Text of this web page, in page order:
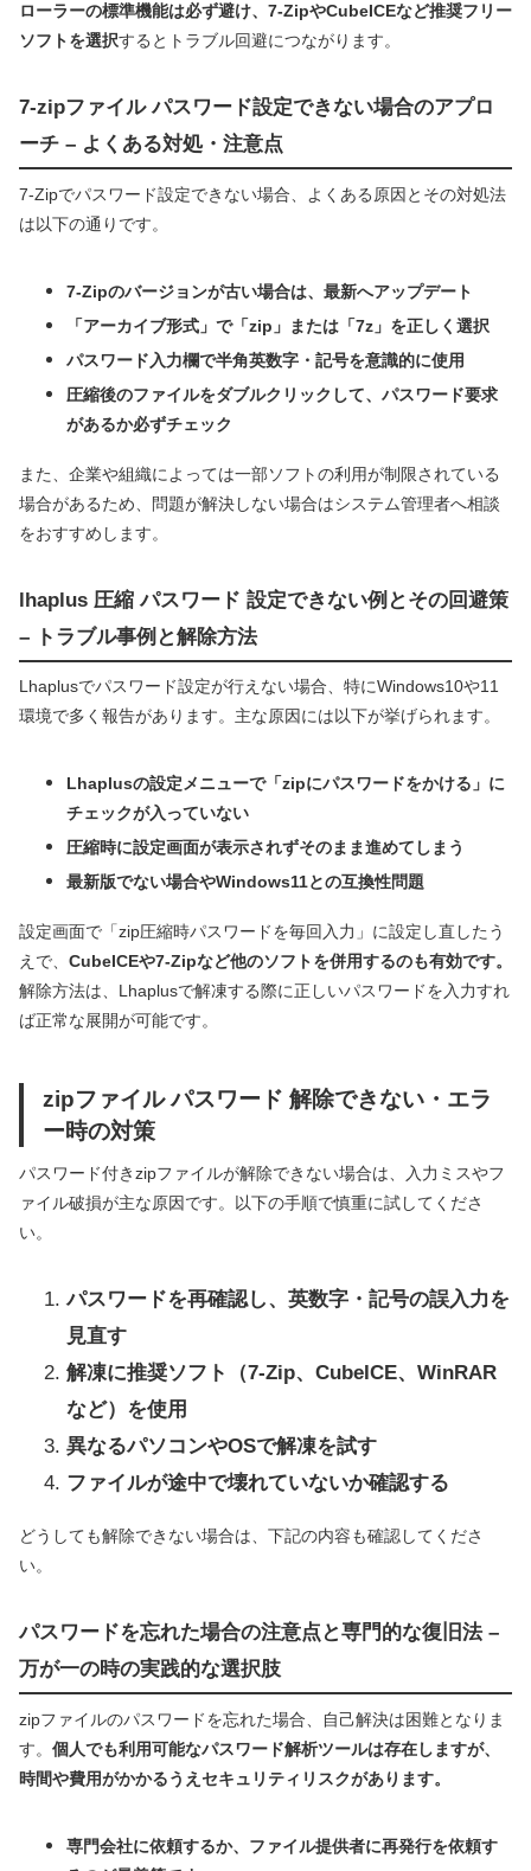
ローラーの標準機能は必ず避け、7-ZipやCubeICEなど推奨フリー
ソフトを選択するとトラブル回避につながります。
7-zipファイル パスワード設定できない場合のアプロ
ーチ – よくある対処・注意点
7-Zipでパスワード設定できない場合、よくある原因とその対処法
は以下の通りです。
7-Zipのバージョンが古い場合は、最新へアップデート
「アーカイブ形式」で「zip」または「7z」を正しく選択
パスワード入力欄で半角英数字・記号を意識的に使用
圧縮後のファイルをダブルクリックして、パスワード要求
があるか必ずチェック
また、企業や組織によっては一部ソフトの利用が制限されている
場合があるため、問題が解決しない場合はシステム管理者へ相談
をおすすめします。
lhaplus 圧縮 パスワード 設定できない例とその回避策
– トラブル事例と解除方法
Lhaplusでパスワード設定が行えない場合、特にWindows10や11
環境で多く報告があります。主な原因には以下が挙げられます。
Lhaplusの設定メニューで「zipにパスワードをかける」に
チェックが入っていない
圧縮時に設定画面が表示されずそのまま進めてしまう
最新版でない場合やWindows11との互換性問題
設定画面で「zip圧縮時パスワードを毎回入力」に設定し直したう
えで、 CubeICEや7-Zipなど他のソフトを併用するのも有効です。
解除方法は、Lhaplusで解凍する際に正しいパスワードを入力すれ
ば正常な展開が可能です。
zipファイル パスワード 解除できない・エラ
ー時の対策
パスワード付きzipファイルが解除できない場合は、入力ミスやフ
ァイル破損が主な原因です。以下の手順で慎重に試してくださ
い。
パスワードを再確認し、英数字・記号の誤入力を
見直す
解凍に推奨ソフト（7-Zip、CubeICE、WinRAR
など）を使用
異なるパソコンやOSで解凍を試す
ファイルが途中で壊れていないか確認する
どうしても解除できない場合は、下記の内容も確認してくださ
い。
パスワードを忘れた場合の注意点と専門的な復旧法 –
万が一の時の実践的な選択肢
zipファイルのパスワードを忘れた場合、自己解決は困難となりま
す。 個人でも利用可能なパスワード解析ツールは存在しますが、
時間や費用がかかるうえセキュリティリスクがあります。
専門会社に依頼するか、ファイル提供者に再発行を依頼す